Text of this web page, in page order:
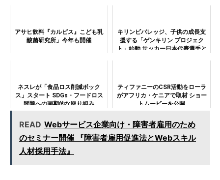
アサヒ飲料『カルピス』こども乳
酸菌研究所」今年も開催
キリンビバレッジ、子供の成長支
援する「ゲンキリン プロジェク
ト」始動 サッカー日本代表選手と
ネスレが「食品ロス削減ボック
ス」スタート SDGs・フードロス
問題への画期的な取り組み
ティファニーのCSR活動をローラ
がアフリカ・ケニアで取材 ショー
トムービーを公開
READ Webサービス企業向け・障害者雇用のため
のセミナー開催 『障害者雇用促進法とWebスキル
人材採用手法』